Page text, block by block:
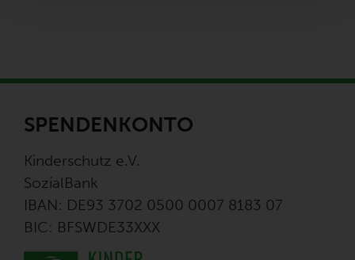
SPENDENKONTO
Kinderschutz e.V.
SozialBank
IBAN: DE93 3702 0500 0007 8183 07
BIC: BFSWDE33XXX